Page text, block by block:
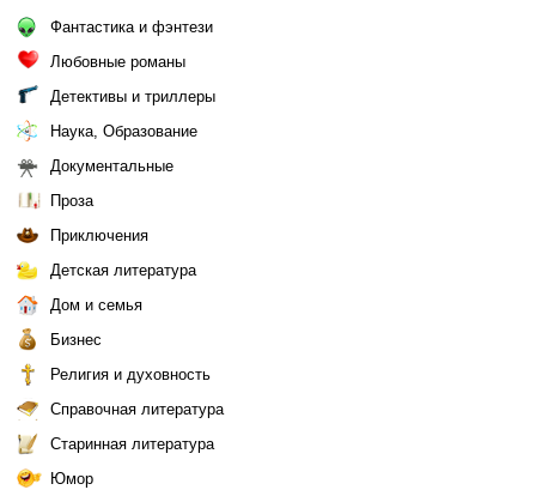
Фантастика и фэнтези
Любовные романы
Детективы и триллеры
Наука, Образование
Документальные
Проза
Приключения
Детская литература
Дом и семья
Бизнес
Религия и духовность
Справочная литература
Старинная литература
Юмор